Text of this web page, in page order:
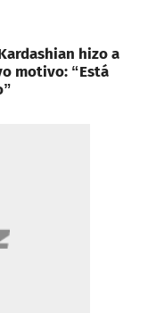
hizo a
motivo: “Está